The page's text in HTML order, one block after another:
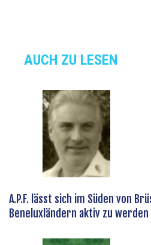
AUCH ZU LESEN
A.P.F. lässt sich im Süden von
Beneluxländern aktiv zu werden